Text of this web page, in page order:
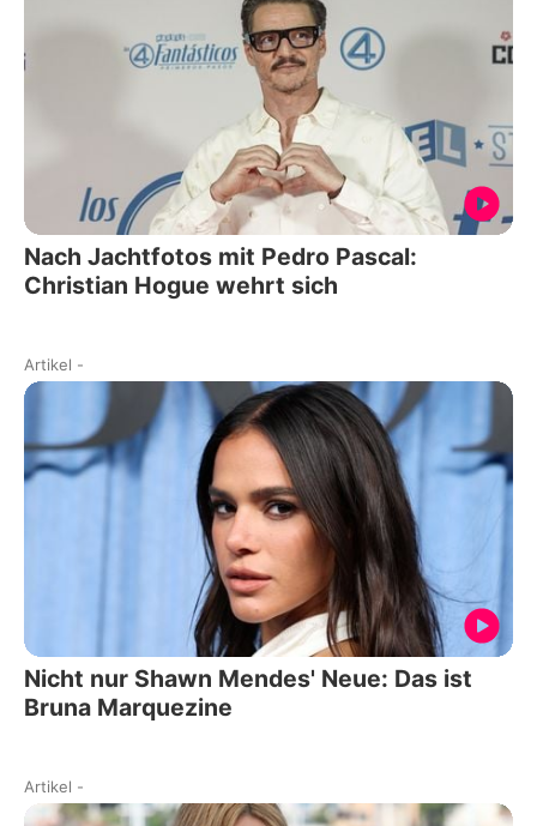
Nach Jachtfotos mit Pedro Pascal:
Christian Hogue wehrt sich
Artikel -
Nicht nur Shawn Mendes' Neue: Das ist
Bruna Marquezine
Artikel -